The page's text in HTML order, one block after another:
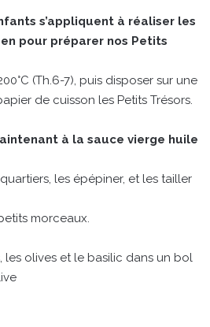
s’appliquent à réaliser les
pour préparer nos Petits
(Th.6-7), puis disposer sur une
de cuisson les Petits Trésors.
à la sauce vierge huile
les épépiner, et les tailler
morceaux.
les olives et le basilic dans un bol